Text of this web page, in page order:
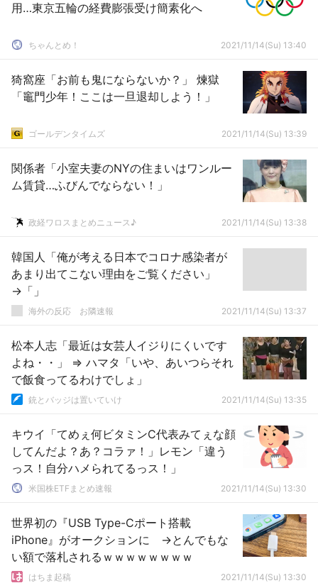
用…東京五輪の経費膨張受け簡素化へ
ちゃんとめ！ 2021/11/14(Su) 13:40
猗窩座「お前も鬼にならないか？」 煉獄
「竈門少年！ここは一旦退却しよう！」
ゴールデンタイムズ 2021/11/14(Su) 13:39
関係者「小室夫妻のNYの住まいはワンルー
ム賃貸…ふびんでならない！」
政経ワロスまとめニュース♪ 2021/11/14(Su) 13:38
韓国人「俺が考える日本でコロナ感染者が
あまり出てこない理由をご覧ください」
→「」
海外の反応 お隣速報 2021/11/14(Su) 13:37
松本人志「最近は女芸人イジりにくいです
よね・・」 ⇒ ハマタ「いや、あいつらそれ
で飯食ってるわけでしょ」
銃とバッジは置いていけ 2021/11/14(Su) 13:35
キウイ「てめぇ何ビタミンC代表みてぇな顔
してんだよ？あ？コラァ！」レモン「違う
っス！自分ハメられてるっス！」
米国株ETFまとめ速報 2021/11/14(Su) 13:30
世界初の『USB Type-Cポート搭載
iPhone』がオークションに →とんでもな
い額で落札されるｗｗｗｗｗｗｗｗ
はちま起稿 2021/11/14(Su) 13:30